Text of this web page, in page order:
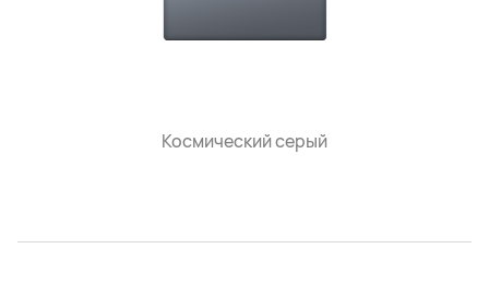
Космический серый